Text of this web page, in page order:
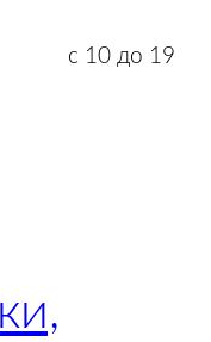
с 10 до 19